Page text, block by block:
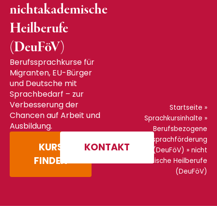
nichtakademische
Heilberufe
(DeuFöV)
Berufssprachkurse für
Migranten, EU-Bürger
und Deutsche mit
Sprachbedarf – zur
Verbesserung der
Chancen auf Arbeit und
Ausbildung.
KURS
FINDEN
KONTAKT
Startseite »
Sprachkursinhalte »
Berufsbezogene
Deutschsprachförderung
(DeuFöV) » nicht
akademische Heilberufe
(DeuFöV)